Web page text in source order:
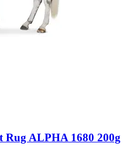
Rug ALPHA 1680 200g